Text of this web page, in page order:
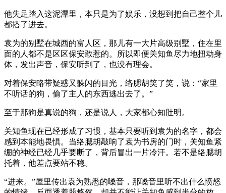
他失足踏入这泥潭里，本只是为了娱乐，没想到把自己整个儿
都搭了进去。
袁为的别墅在城西的富人区，那儿有一大片高级别墅，住在里
面的人都不是区区保安敢惹的。所以即便关知鱼尽力地扭动身
体，发出声音，保安听到了，也没有理会。
对着保安略带疑惑又躲闪的目光，络腮胡笑了笑，说：“家里
不听话的狗，偷了主人的东西逃出去了。”
至于那狗是真说的狗，还是说人，大家都心知肚明。
关知鱼现在已经形成了习惯，基本只要听到袁为的名字，都会
感到本能地畏惧。当络腮胡敲响了袁为书房的门时，关知鱼紧
绷的神经已经几乎要断了，背后冒出一片冷汗。若不是络腮胡
托着，他差点要站不稳。
“进来。”屋里传出袁为熟悉的嗓音，那嗓音里听不出什么愤怒